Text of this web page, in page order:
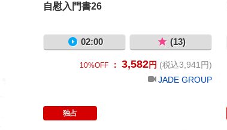
自慰入門書26
02:00 (13)
10%OFF ： 3,582円 (税込3,941円)
JADE GROUP
独占